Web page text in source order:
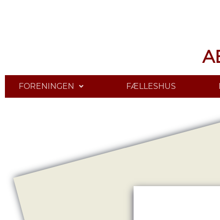
FORENINGEN FÆLLESHUS